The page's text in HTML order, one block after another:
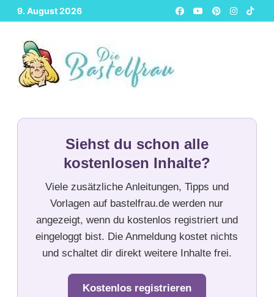
Zurück
zum
Inhalt
9. August 2026
Siehst du schon alle
kostenlosen Inhalte?
Viele zusätzliche Anleitungen, Tipps und
Vorlagen auf bastelfrau.de werden nur
angezeigt, wenn du kostenlos registriert und
eingeloggt bist. Die Anmeldung kostet nichts
und schaltet dir direkt weitere Inhalte frei.
Kostenlos registrieren